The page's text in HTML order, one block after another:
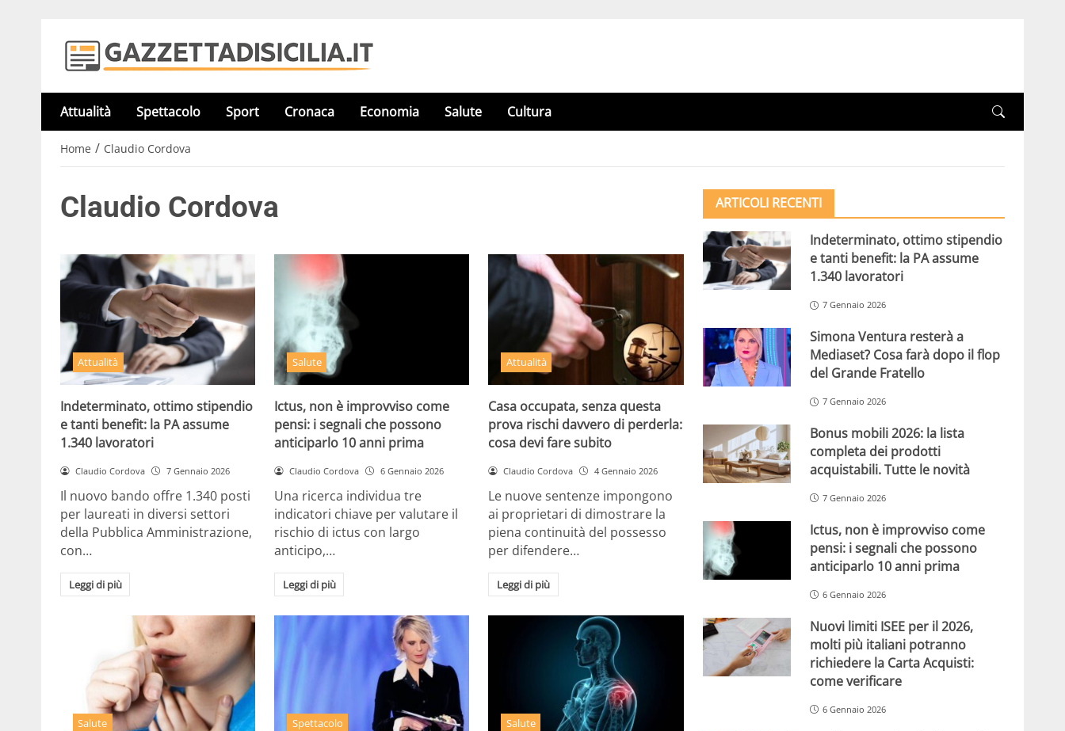
Attualità Spettacolo Sport Cronaca Economia Salute Cultura
Home / Claudio Cordova
Claudio Cordova
Attualità
Indeterminato, ottimo stipendio
e tanti benefit: la PA assume
1.340 lavoratori
Claudio Cordova 7 Gennaio 2026
Il nuovo bando offre 1.340 posti
per laureati in diversi settori
della Pubblica Amministrazione,
con…
Leggi di più
Salute
Ictus, non è improvviso come
pensi: i segnali che possono
anticiparlo 10 anni prima
Claudio Cordova 6 Gennaio 2026
Una ricerca individua tre
indicatori chiave per valutare il
rischio di ictus con largo
anticipo,…
Leggi di più
Attualità
Casa occupata, senza questa
prova rischi davvero di perderla:
cosa devi fare subito
Claudio Cordova 4 Gennaio 2026
Le nuove sentenze impongono
ai proprietari di dimostrare la
piena continuità del possesso
per difendere…
Leggi di più
Salute Spettacolo Salute
ARTICOLI RECENTI
Indeterminato, ottimo stipendio
e tanti benefit: la PA assume
1.340 lavoratori
7 Gennaio 2026
Simona Ventura resterà a
Mediaset? Cosa farà dopo il flop
del Grande Fratello
7 Gennaio 2026
Bonus mobili 2026: la lista
completa dei prodotti
acquistabili. Tutte le novità
7 Gennaio 2026
Ictus, non è improvviso come
pensi: i segnali che possono
anticiparlo 10 anni prima
6 Gennaio 2026
Nuovi limiti ISEE per il 2026,
molti più italiani potranno
richiedere la Carta Acquisti:
come verificare
6 Gennaio 2026